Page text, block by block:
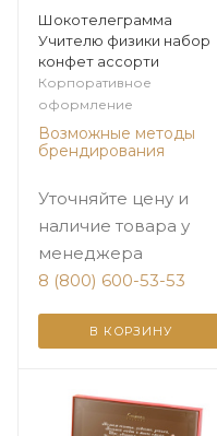
Шокотелеграмма
Учителю физики набор
конфет ассорти
Корпоративное
оформление
Возможные методы
брендирования
Уточняйте цену и
наличие товара у
менеджера
8 (800) 600-53-53
В КОРЗИНУ